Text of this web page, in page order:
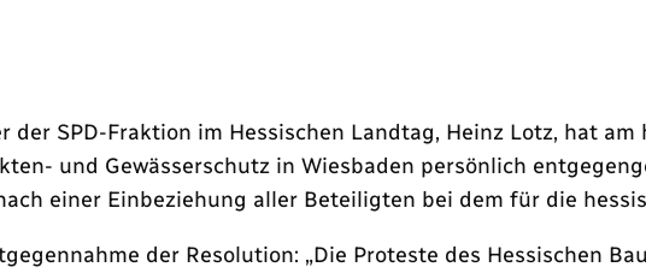
der SPD-Fraktion im Hessischen Landtag, Heinz Lotz, hat
und Gewässerschutz in Wiesbaden persönlich
einer Einbeziehung aller Beteiligten bei dem für die
der Resolution: „Die Proteste des Hessischen